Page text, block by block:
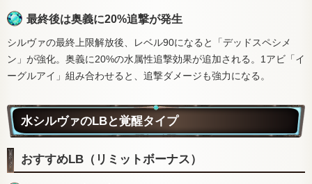
最終後は奥義に20%追撃が発生
シルヴァの最終上限解放後、レベル90になると「デッドスペシメ
ン」が強化。奥義に20%の水属性追撃効果が追加される。1アビ「イ
ーグルアイ」組み合わせると、追撃ダメージも強力になる。
水シルヴァのLBと覚醒タイプ
おすすめLB（リミットボーナス）